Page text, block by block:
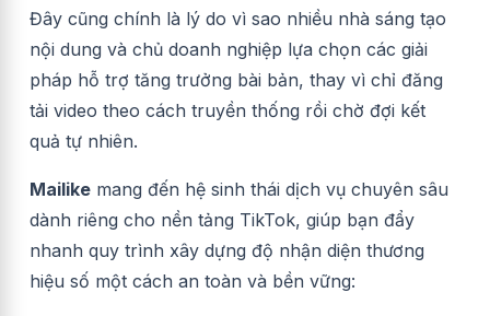
Đây cũng chính là lý do vì sao nhiều nhà sáng tạo
nội dung và chủ doanh nghiệp lựa chọn các giải
pháp hỗ trợ tăng trưởng bài bản, thay vì chỉ đăng
tải video theo cách truyền thống rồi chờ đợi kết
quả tự nhiên.
Mailike mang đến hệ sinh thái dịch vụ chuyên sâu
dành riêng cho nền tảng TikTok, giúp bạn đẩy
nhanh quy trình xây dựng độ nhận diện thương
hiệu số một cách an toàn và bền vững: